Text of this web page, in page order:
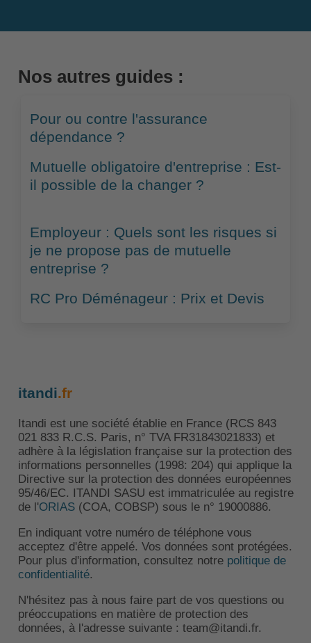
Nos autres guides :
Pour ou contre l'assurance
dépendance ?
Mutuelle obligatoire d'entreprise : Est-
il possible de la changer ?
Employeur : Quels sont les risques si
je ne propose pas de mutuelle
entreprise ?
RC Pro Déménageur : Prix et Devis
itandi.fr
Itandi est une société établie en France (RCS 843
021 833 R.C.S. Paris, n° TVA FR31843021833) et
adhère à la législation française sur la protection des
informations personnelles (1998: 204) qui applique la
Directive sur la protection des données européennes
95/46/EC. ITANDI SASU est immatriculée au registre
de l'ORIAS(COA, COBSP) sous le n° 19000886.
En indiquant votre numéro de téléphone vous
acceptez d'être appelé. Vos données sont protégées.
Pour plus d'information, consultez notre politique de
confidentialité.
N'hésitez pas à nous faire part de vos questions ou
préoccupations en matière de protection des
données, à l'adresse suivante : team@itandi.fr.